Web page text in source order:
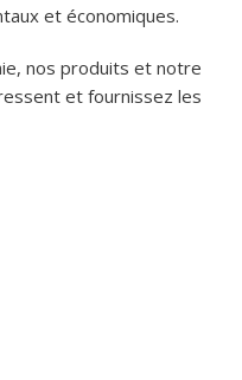
et économiques.
nos produits et notre
et fournissez les